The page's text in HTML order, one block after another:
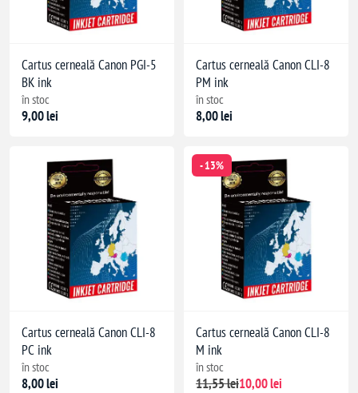
Cartus cerneală Canon PGI-5
BK ink
în stoc
9,00 lei
Cartus cerneală Canon CLI-8
PM ink
în stoc
8,00 lei
Cartus cerneală Canon CLI-8
PC ink
în stoc
8,00 lei
- 13%
Cartus cerneală Canon CLI-8
M ink
în stoc
11,55 lei10,00 lei